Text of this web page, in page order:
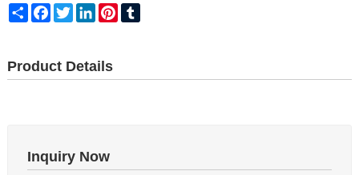
Share Facebook
Twitter LinkedInPinterest
Product Details
Inquiry Now